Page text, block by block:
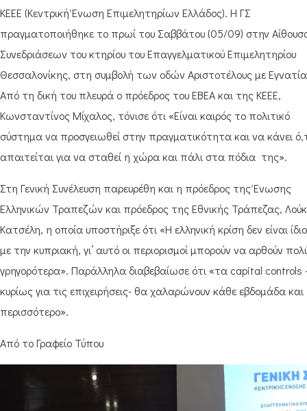
ΚΕΕΕ (Κεντρική Ένωση Επιμελητηρίων Ελλάδος). Η ΓΣ
πραγματοποιήθηκε το πρωί του Σαββάτου (05/09) στην
Συνεδριάσεων του κτηρίου του Επαγγελματικού Επιμελητηρίου
Θεσσαλονίκης, στη συμβολή των οδών Αριστοτέλους με
Από τη δική του πλευρά ο πρόεδρος του ΕΒΕΑ και της ΚΕΕΕ,
Κωνσταντίνος Μίχαλος, τόνισε ότι «Είναι καιρός το πολιτικό
σύστημα να προσγειωθεί στην πραγματικότητα και να κάνει
απαιτείται για να σταθεί η χώρα και πάλι στα πόδια της».
Στη Γενική Συνέλευση παρευρέθη και η πρόεδρος της Ένωσης
Ελληνικών Τραπεζών και πρόεδρος της Εθνικής Τράπεζας,
Κατσέλη, η οποία υποστήριξε ότι «Η ελληνική κρίση δεν είναι
με την κυπριακή, γι’ αυτό οι περιορισμοί μπορούν να αρθούν
γρηγορότερα». Παράλληλα διαβεβαίωσε ότι «τα capital controls
κυρίως για τις επιχειρήσεις- θα χαλαρώνουν κάθε εβδομάδα και
περισσότερο».
Από το Γραφείο Τύπου